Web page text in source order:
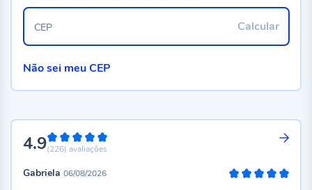
4.998%
(226) avaliações
Gabriela 06/08/2026
Calcular
CEP
Não sei meu CEP